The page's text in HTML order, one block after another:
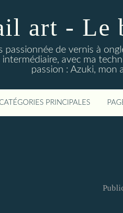
art - Le
passionnée de vernis à
avec ma
passion : Azuki, mon
PRINCIPALES